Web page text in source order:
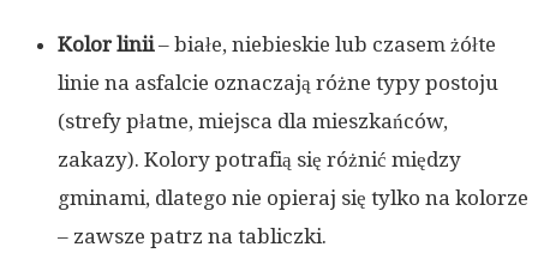
Kolor linii– białe, niebieskie lub czasem żółte
linie na asfalcie oznaczają różne typy postoju
(strefy płatne, miejsca dla mieszkańców,
zakazy). Kolory potrafią się różnić między
gminami, dlatego nie opieraj się tylko na kolorze
– zawsze patrz na tabliczki.